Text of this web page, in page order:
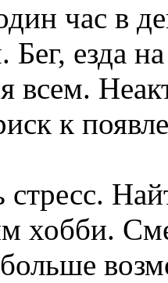
час в
езда
всем.
к
хобби.